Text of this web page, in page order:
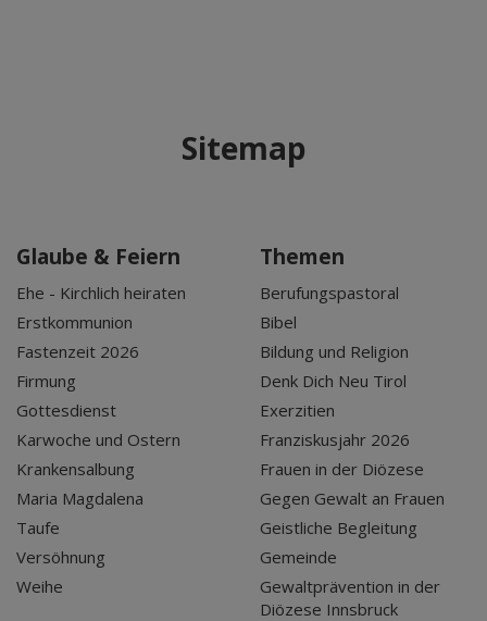
Sitemap
Glaube & Feiern
Ehe - Kirchlich heiraten
Erstkommunion
Fastenzeit 2026
Firmung
Gottesdienst
Karwoche und Ostern
Krankensalbung
Maria Magdalena
Taufe
Versöhnung
Weihe
Themen
Berufungspastoral
Bibel
Bildung und Religion
Denk Dich Neu Tirol
Exerzitien
Franziskusjahr 2026
Frauen in der Diözese
Gegen Gewalt an Frauen
Geistliche Begleitung
Gemeinde
Gewaltprävention in der
Diözese Innsbruck